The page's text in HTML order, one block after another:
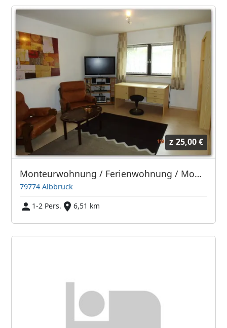
z 25,00 €
Monteurwohnung / Ferienwohnung / Monteurzimmer Albbruck (Familie Brüstle)
79774 Albbruck
1-2 Pers.
6,51 km